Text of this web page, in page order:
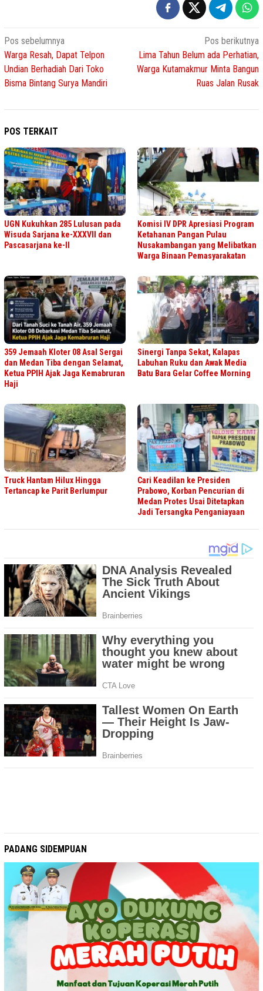
Navigasi
pos
Pos sebelumnya
Warga Resah, Dapat Telpon
Undian Berhadiah Dari Toko
Bisma Bintang Surya Mandiri
Pos berikutnya
Lima Tahun Belum ada Perhatian,
Warga Kutamakmur Minta Bangun
Ruas Jalan Rusak
POS TERKAIT
UGN Kukuhkan 285 Lulusan pada
Wisuda Sarjana ke-XXXVII dan
Pascasarjana ke-II
Komisi IV DPR Apresiasi Program
Ketahanan Pangan Pulau
Nusakambangan yang Melibatkan
Warga Binaan Pemasyarakatan
359 Jemaah Kloter 08 Asal Sergai
dan Medan Tiba dengan Selamat,
Ketua PPIH Ajak Jaga Kemabruran
Haji
Sinergi Tanpa Sekat, Kalapas
Labuhan Ruku dan Awak Media
Batu Bara Gelar Coffee Morning
Truck Hantam Hilux Hingga
Tertancap ke Parit Berlumpur
Cari Keadilan ke Presiden
Prabowo, Korban Pencurian di
Medan Protes Usai Ditetapkan
Jadi Tersangka Penganiayaan
PADANG SIDEMPUAN